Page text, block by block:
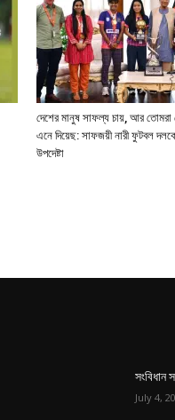
দেশের মানুষ সাফল্য চায়, আর
এনে দিয়েছ: সাফজয়ী নারী ফুটবল
উপদেষ্টা
সংবিধান
July 4,